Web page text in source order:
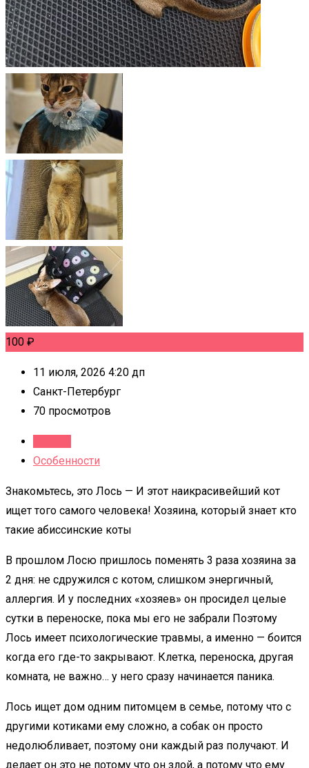
100 ₽
11 июля, 2026 4:20 дп
Санкт-Петербург
70 просмотров
Особенности
Знакомьтесь, это Лось — И этот наикрасивейший кот
ищет того самого человека! Хозяина, который знает кто
такие абиссинские коты
В прошлом Лосю пришлось поменять 3 раза хозяина за
2 дня: не сдружился с котом, слишком энергичный,
аллергия. И у последних «хозяев» он просидел целые
сутки в переноске, пока мы его не забрали Поэтому
Лось имеет психологические травмы, а именно — боится
когда его где-то закрывают. Клетка, переноска, другая
комната, не важно… у него сразу начинается паника.
Лось ищет дом одним питомцем в семье, потому что с
другими котиками ему сложно, а собак он просто
недолюбливает, поэтому они каждый раз получают. И
делает он это не потому что он злой, а потому что ему